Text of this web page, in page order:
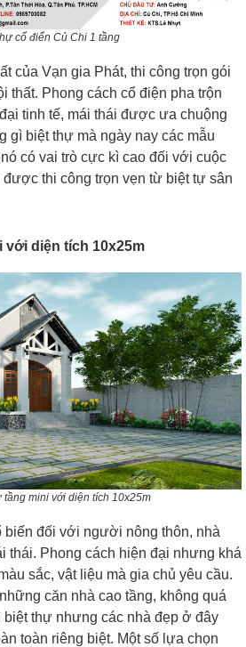
cổ điển Củ Chi 1 tầng
của Vạn gia Phát, thi công trọn gói
thất. Phong cách cổ điện pha trộn
tinh tế, mái thái được ưa chuộng
gì biệt thự mà ngày nay các mẫu
có vai trò cực kì cao đối với cuộc
thi công trọn vẹn từ biệt tự sân
với diện tích 10x25m
tầng mini với diện tích 10x25m
biến đối với người nông thôn, nhà
thái. Phong cách hiện đại nhưng khá
sắc, vật liệu mà gia chủ yêu cầu.
căn nhà cao tầng, không quá
thự nhưng các nhà đẹp ở đây
toàn riêng biệt. Một số lựa chọn